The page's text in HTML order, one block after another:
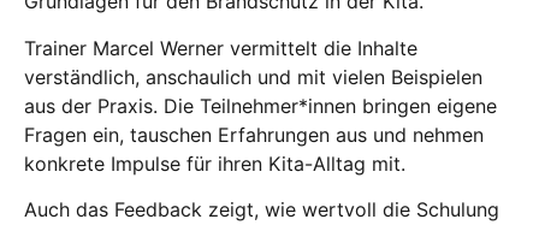
Trainer Marcel Werner vermittelt die Inhalte
verständlich, anschaulich und mit vielen Beispielen
aus der Praxis. Die Teilnehmer*innen bringen eigene
Fragen ein, tauschen Erfahrungen aus und nehmen
konkrete Impulse für ihren Kita-Alltag mit.
Auch das Feedback zeigt, wie wertvoll die Schulung